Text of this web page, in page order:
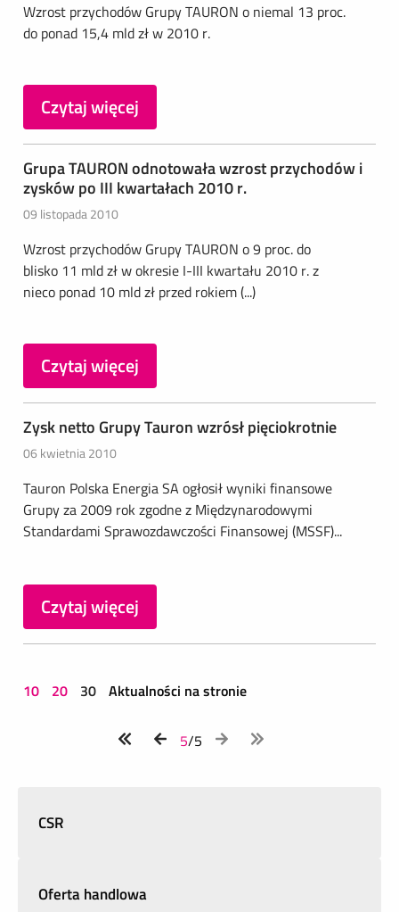
Wzrost przychodów Grupy TAURON o niemal 13 proc.
do ponad 15,4 mld zł w 2010 r.
Czytaj więcej
Grupa TAURON odnotowała wzrost przychodów i
zysków po III kwartałach 2010 r.
09 listopada 2010
Wzrost przychodów Grupy TAURON o 9 proc. do
blisko 11 mld zł w okresie I-III kwartału 2010 r. z
nieco ponad 10 mld zł przed rokiem (...)
Czytaj więcej
Zysk netto Grupy Tauron wzrósł pięciokrotnie
06 kwietnia 2010
Tauron Polska Energia SA ogłosił wyniki finansowe
Grupy za 2009 rok zgodne z Międzynarodowymi
Standardami Sprawozdawczości Finansowej (MSSF)...
Czytaj więcej
10 20 30 Aktualności na stronie
5/5
CSR
Oferta handlowa